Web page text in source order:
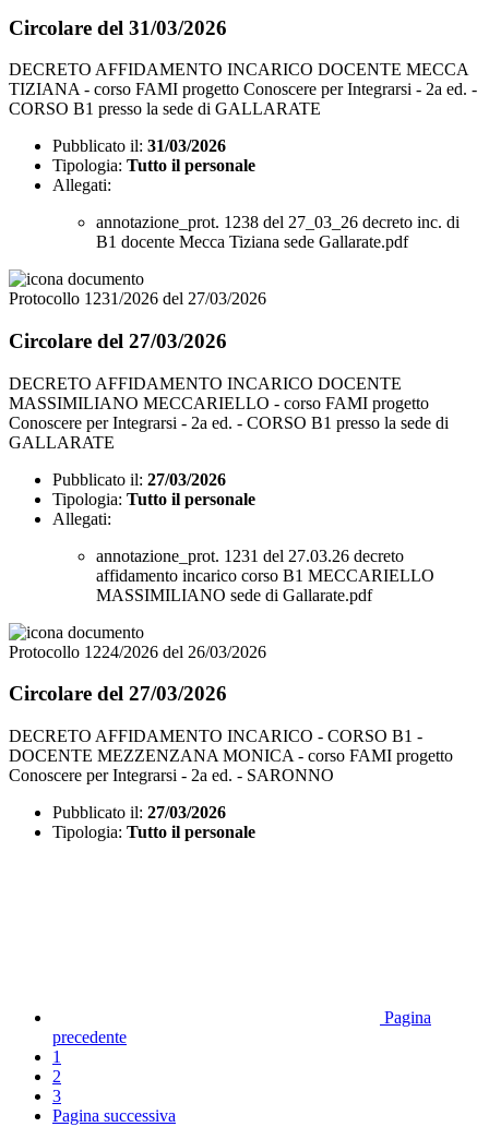
Circolare del 31/03/2026
DECRETO AFFIDAMENTO INCARICO DOCENTE MECCA
TIZIANA - corso FAMI progetto Conoscere per Integrarsi - 2a ed. -
CORSO B1 presso la sede di GALLARATE
Pubblicato il: 31/03/2026
Tipologia: Tutto il personale
Allegati:
annotazione_prot. 1238 del 27_03_26 decreto inc. di
B1 docente Mecca Tiziana sede Gallarate.pdf
Protocollo 1231/2026 del 27/03/2026
Circolare del 27/03/2026
DECRETO AFFIDAMENTO INCARICO DOCENTE
MASSIMILIANO MECCARIELLO - corso FAMI progetto
Conoscere per Integrarsi - 2a ed. - CORSO B1 presso la sede di
GALLARATE
Pubblicato il: 27/03/2026
Tipologia: Tutto il personale
Allegati:
annotazione_prot. 1231 del 27.03.26 decreto
affidamento incarico corso B1 MECCARIELLO
MASSIMILIANO sede di Gallarate.pdf
Protocollo 1224/2026 del 26/03/2026
Circolare del 27/03/2026
DECRETO AFFIDAMENTO INCARICO - CORSO B1 -
DOCENTE MEZZENZANA MONICA - corso FAMI progetto
Conoscere per Integrarsi - 2a ed. - SARONNO
Pubblicato il: 27/03/2026
Tipologia: Tutto il personale
Pagina
precedente
1
2
3
Pagina successiva